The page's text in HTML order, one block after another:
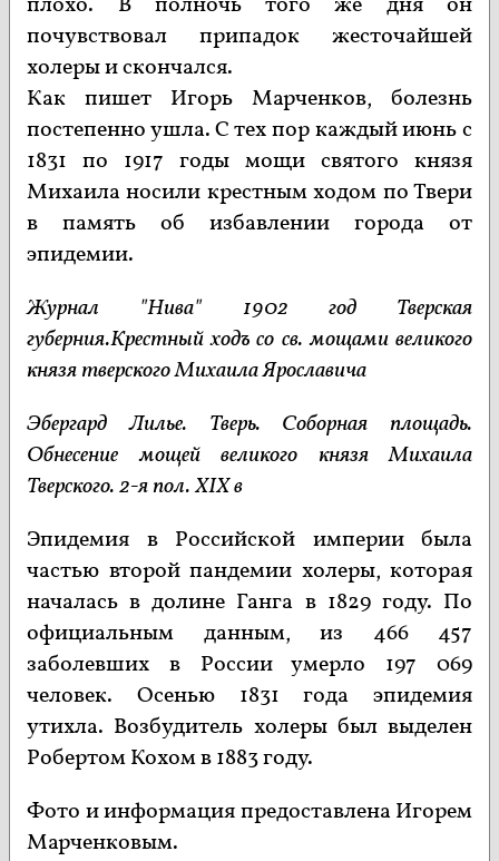
почувствовал припадок жесточайшей
холеры и скончался.
Как пишет Игорь Марченков, болезнь
постепенно ушла. С тех пор каждый июнь с
1831 по 1917 годы мощи святого князя
Михаила носили крестным ходом по Твери
в память об избавлении города от
эпидемии.
Журнал "Нива" 1902 год Тверская
губерния.Крестный ходъ со св. мощами великого
князя тверского Михаила Ярославича
Эбергард Лилье. Тверь. Соборная площадь.
Обнесение мощей великого князя Михаила
Тверского. 2-я пол. XIX в​
Эпидемия в Российской империи была
частью второй пандемии холеры, которая
началась в долине Ганга в 1829 году. По
официальным данным, из 466 457
заболевших в России умерло 197 069
человек. Осенью 1831 года эпидемия
утихла. Возбудитель холеры был выделен
Робертом Кохом в 1883 году.
Фото и информация предоставлена Игорем
Марченковым.